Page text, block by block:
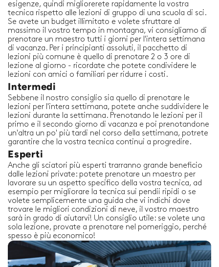
esigenze, quindi migliorerete rapidamente la vostra
tecnica rispetto alle lezioni di gruppo di una scuola di sci.
Se avete un budget illimitato e volete sfruttare al
massimo il vostro tempo in montagna, vi consigliamo di
prenotare un maestro tutti i giorni per l'intera settimana
di vacanza. Per i principianti assoluti, il pacchetto di
lezioni più comune è quello di prenotare 2 o 3 ore di
lezione al giorno - ricordate che potete condividere le
lezioni con amici o familiari per ridurre i costi.
Intermedi
Sebbene il nostro consiglio sia quello di prenotare le
lezioni per l'intera settimana, potete anche suddividere le
lezioni durante la settimana. Prenotando le lezioni per il
primo e il secondo giorno di vacanza e poi prenotandone
un'altra un po' più tardi nel corso della settimana, potrete
garantire che la vostra tecnica continui a progredire.
Esperti
Anche gli sciatori più esperti trarranno grande beneficio
dalle lezioni private: potete prenotare un maestro per
lavorare su un aspetto specifico della vostra tecnica, ad
esempio per migliorare la tecnica sui pendii ripidi o se
volete semplicemente una guida che vi indichi dove
trovare le migliori condizioni di neve, il vostro maestro
sarà in grado di aiutarvi! Un consiglio utile: se volete una
sola lezione, provate a prenotare nel pomeriggio, perché
spesso è più economico!